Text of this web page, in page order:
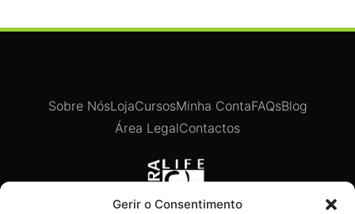
Gerir o Consentimento
Sobre NósLojaCursosMinha ContaFAQsBlog
Área LegalContactos